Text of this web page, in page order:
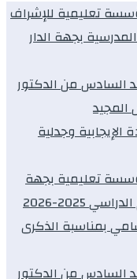
نوفل كديلي يتفقد 12 مؤسسة تعليمية للإشراف
بجهة الدار
السادس من الدكتور
وجدلية
نوفل كديلي يتفقد 39 مؤسسة تعليمية بجهة
2025-2026
بمناسبة الذكرى
السادس من الدكتور